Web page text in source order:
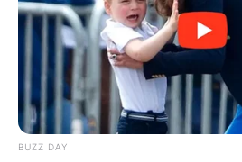
BUZZ DAY